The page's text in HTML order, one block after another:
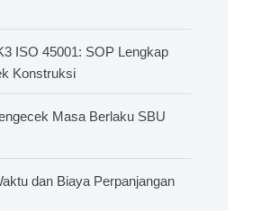
ISO 45001: SOP Lengkap
Konstruksi
Masa Berlaku SBU
dan Biaya Perpanjangan